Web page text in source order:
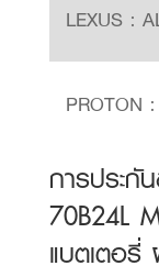
LEXUS :
PROTON
การประกั
70B24L
แบตเตอ